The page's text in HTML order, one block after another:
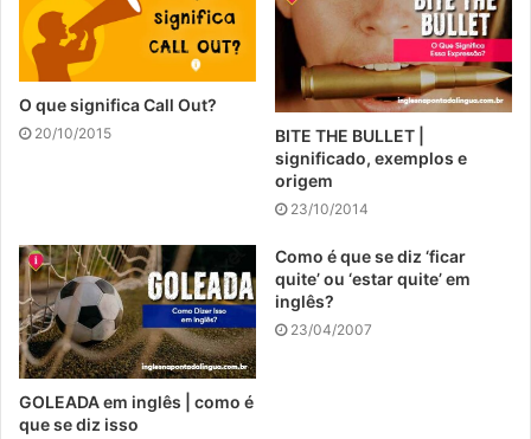
O que significa Call Out?
20/10/2015
BITE THE BULLET |
significado, exemplos e
origem
23/10/2014
GOLEADA em inglês | como é
que se diz isso
Como é que se diz ‘ficar
quite’ ou ‘estar quite’ em
inglês?
23/04/2007